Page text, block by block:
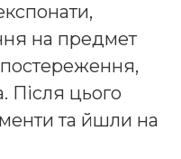
на предмет
Після цього
та йшли на